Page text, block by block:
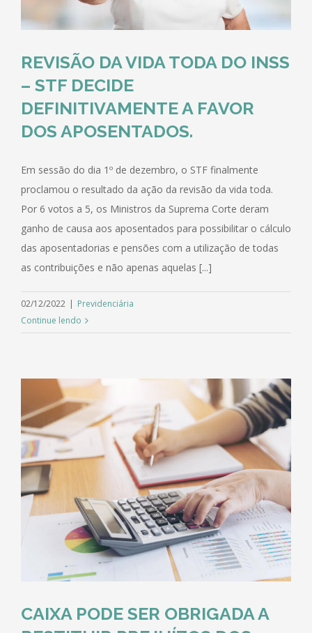
REVISÃO DA VIDA TODA DO INSS
– STF DECIDE
DEFINITIVAMENTE A FAVOR
DOS APOSENTADOS.
Em sessão do dia 1º de dezembro, o STF finalmente
proclamou o resultado da ação da revisão da vida toda.
Por 6 votos a 5, os Ministros da Suprema Corte deram
ganho de causa aos aposentados para possibilitar o cálculo
das aposentadorias e pensões com a utilização de todas
as contribuições e não apenas aquelas [...]
02/12/2022 | Previdenciária
Continue lendo
CAIXA PODE SER OBRIGADA A